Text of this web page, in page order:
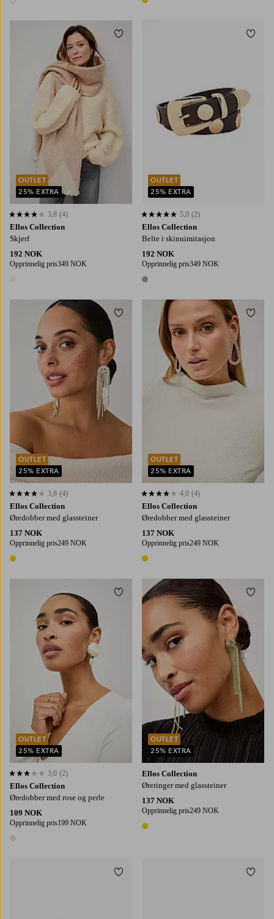
1 farge 1 farge
Ellos Collection
Skjerf
192 NOK
Opprinnelig pris349 NOK
1 farge
3,8 basert på 4 karaktergivninger
3,8 (4)
OUTLET
25% EXTRA
Legg til favoritter
Ellos Collection
Belte i skinnimitasjon
192 NOK
Opprinnelig pris349 NOK
1 farge
5,0 basert på 2 karaktergivninger
5,0 (2)
OUTLET
25% EXTRA
Ellos Collection
Øredobber med glassteiner
137 NOK
Opprinnelig pris249 NOK
1 farge
3,8 basert på 4 karaktergivninger
3,8 (4)
OUTLET
25% EXTRA
Legg til favoritter
Ellos Collection
Øredobber med glassteiner
137 NOK
Opprinnelig pris249 NOK
1 farge
4,0 basert på 4 karaktergivninger
4,0 (4)
OUTLET
25% EXTRA
Ellos Collection
Øredobber med rose og perle
109 NOK
Opprinnelig pris199 NOK
1 farge
3,0 basert på 2 karaktergivninger
3,0 (2)
OUTLET
25% EXTRA
Legg til favoritter
Ellos Collection
Øreringer med glassteiner
137 NOK
Opprinnelig pris249 NOK
1 farge
OUTLET
25% EXTRA
Legg til favoritter